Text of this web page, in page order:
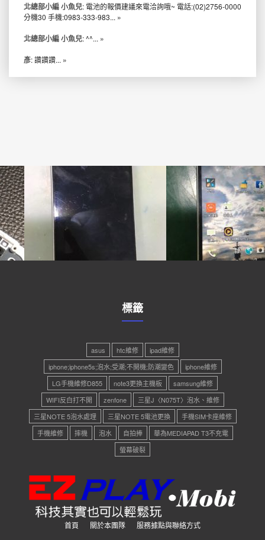
北總部小編 小魚兒: 電池的報價建議來電洽詢哦~ 電話:(02)2756-0000
分機30 手機:0983-333-983... »
北總部小編 小魚兒: ^^... »
彥: 讚讚讚... »
標籤
asus htc維修
ipad維修
iphone;iphone5s;泡水;受潮;不開機;防潮變色
iphone維修
LG手機維修D855
note3更換主機板
samsung維修
WIFI反白打不開
zenfone
三星J〈N075T〉泡水、維修
三星NOTE 5泡水處理
三星NOTE 5電池更換
手機SIM卡座維修
手機維修
摔機 泡水 自拍捧
華為MEDIAPAD T3不充電
螢幕破裂
首頁 關於本團隊 服務據點與聯絡方式